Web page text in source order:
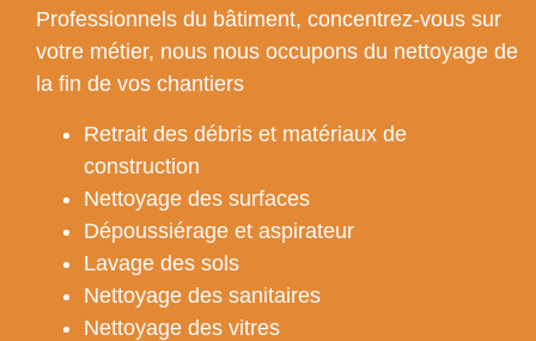
Professionnels du bâtiment, concentrez-vous sur
votre métier, nous nous occupons du nettoyage de
la fin de vos chantiers
Retrait des débris et matériaux de
construction
Nettoyage des surfaces
Dépoussiérage et aspirateur
Lavage des sols
Nettoyage des sanitaires
Nettoyage des vitres